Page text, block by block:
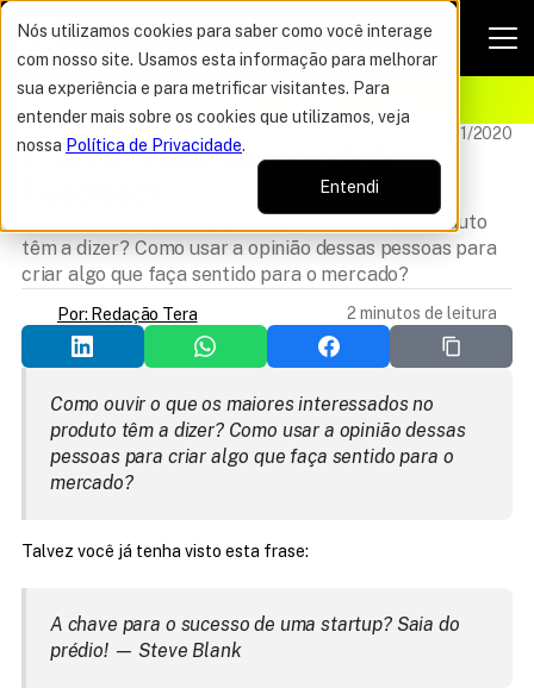
Nós utilizamos cookies para saber como você interage
com nosso site. Usamos esta informação para melhorar
sua experiência e para metrificar visitantes. Para
entender mais sobre os cookies que utilizamos, veja
nossa Política de Privacidade.
Entendi
OFERTA DO ANO VAGAS POR TEMPO LIMITADO
Atualizado 02/11/2020
E-book | User Research &
Como ouvir o que os maiores interessados no produto
têm a dizer? Como usar a opinião dessas pessoas para
criar algo que faça sentido para o mercado?
Por: Redação Tera 2 minutos de leitura
Como ouvir o que os maiores interessados no
produto têm a dizer? Como usar a opinião dessas
pessoas para criar algo que faça sentido para o
mercado?
Talvez você já tenha visto esta frase:
A chave para o sucesso de uma startup? Saia do
prédio! — Steve Blank